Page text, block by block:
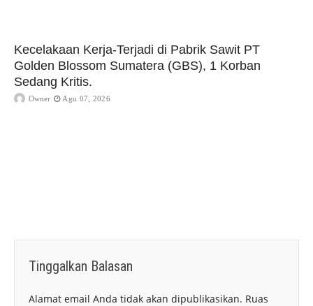
Kecelakaan Kerja-Terjadi di Pabrik Sawit PT
Golden Blossom Sumatera (GBS), 1 Korban
Sedang Kritis.
Owner Agu 07, 2026
Tinggalkan Balasan
Alamat email Anda tidak akan dipublikasikan. Ruas